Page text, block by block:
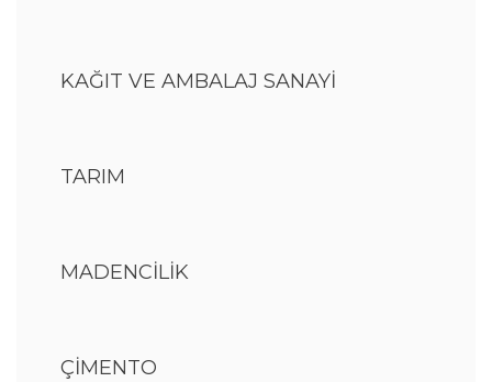
KAĞIT VE AMBALAJ SANAYİ
TARIM
MADENCİLİK
ÇİMENTO